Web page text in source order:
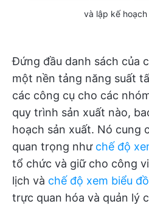
và lập kế
Đứng đầu danh sách của
một nền tảng năng suất
các công cụ cho các
quy trình sản xuất nào,
hoạch sản xuất. Nó cung
quan trọng như chế độ
tổ chức và giữ cho công
lịch và chế độ xem biểu
trực quan hóa và quản lý